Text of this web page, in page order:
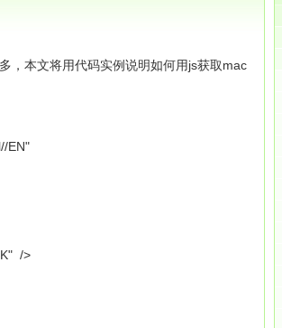
，本文将用代码实例说明如何用js获取mac
EN"
/>